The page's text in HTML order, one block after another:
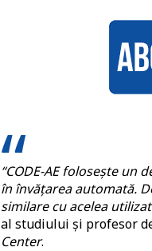
“CODE-AE folosește
în învățarea automată.
similare cu acelea
al studiului şi profesor
Center.